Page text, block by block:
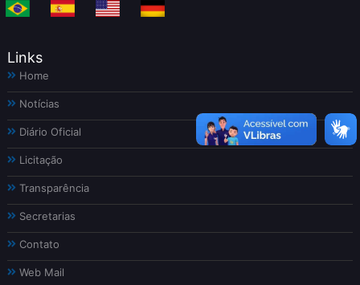
Links
Home
Notícias
Diário Oficial
Licitação
Transparência
Secretarias
Contato
Web Mail